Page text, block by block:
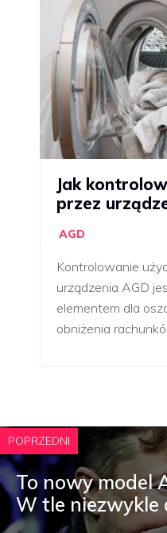
Jak
przez
AGD
Kontrolowanie
urządzenia AGD
elementem dla
obniżenia
POPRZEDNI
To nowy model
W tle niezwykle